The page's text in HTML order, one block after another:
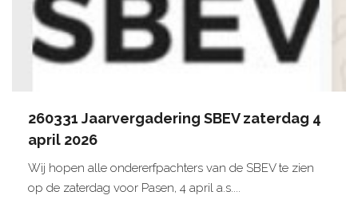
260331 Jaarvergadering SBEV zaterdag 4
april 2026
Wij hopen alle ondererfpachters van de SBEV te zien
op de zaterdag voor Pasen, 4 april a.s....